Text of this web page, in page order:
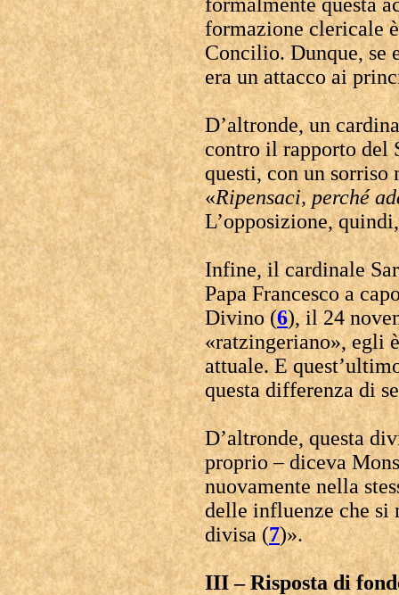
formazione clericale
Concilio. Dunque, se
era un attacco ai
D’altronde, un
contro il rapporto del
questi, con un
«Ripensaci, perché
L’opposizione,
Infine, il cardinale
Papa Francesco a
Divino (6), il 24
«ratzingeriano», egli
attuale. E
questa differenza di
D’altronde, questa
proprio – diceva
nuovamente nella
delle influenze che si
divisa (7)».
III – Risposta di